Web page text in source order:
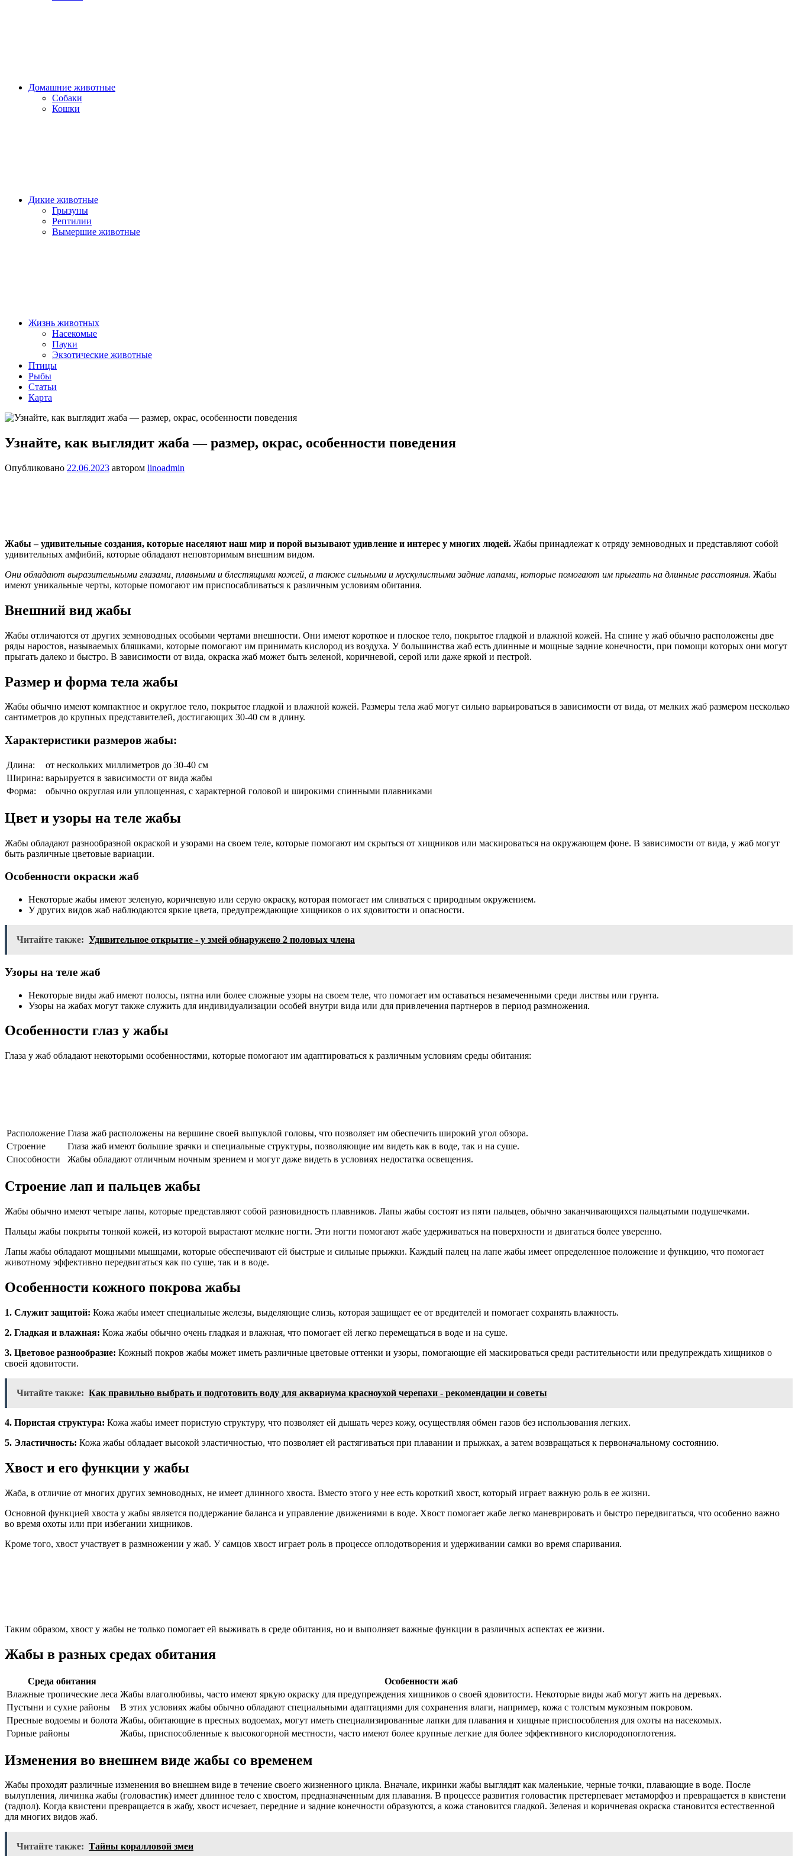
Домашние животные
Собаки
Кошки
Дикие животные
Грызуны
Рептилии
Вымершие животные
Жизнь животных
Насекомые
Пауки
Экзотические животные
Птицы
Рыбы
Статьи
Карта
Узнайте, как выглядит жаба — размер, окрас, особенности поведения
Опубликовано 22.06.2023 автором linoadmin
Жабы – удивительные создания, которые населяют наш мир и порой вызывают удивление и интерес у многих людей. Жабы принадлежат к отряду земноводных и представляют собой
удивительных амфибий, которые обладают неповторимым внешним видом.
Они обладают выразительными глазами, плавными и блестящими кожей, а также сильными и мускулистыми задние лапами, которые помогают им прыгать на длинные расстояния. Жабы
имеют уникальные черты, которые помогают им приспосабливаться к различным условиям обитания.
Внешний вид жабы
Жабы отличаются от других земноводных особыми чертами внешности. Они имеют короткое и плоское тело, покрытое гладкой и влажной кожей. На спине у жаб обычно расположены две
ряды наростов, называемых бляшками, которые помогают им принимать кислород из воздуха. У большинства жаб есть длинные и мощные задние конечности, при помощи которых они могут
прыгать далеко и быстро. В зависимости от вида, окраска жаб может быть зеленой, коричневой, серой или даже яркой и пестрой.
Размер и форма тела жабы
Жабы обычно имеют компактное и округлое тело, покрытое гладкой и влажной кожей. Размеры тела жаб могут сильно варьироваться в зависимости от вида, от мелких жаб размером несколько
сантиметров до крупных представителей, достигающих 30-40 см в длину.
Характеристики размеров жабы:
Длина:
от нескольких миллиметров до 30-40 см
Ширина: варьируется в зависимости от вида жабы
Форма:
обычно округлая или уплощенная, с характерной головой и широкими спинными плавниками
Цвет и узоры на теле жабы
Жабы обладают разнообразной окраской и узорами на своем теле, которые помогают им скрыться от хищников или маскироваться на окружающем фоне. В зависимости от вида, у жаб могут
быть различные цветовые вариации.
Особенности окраски жаб
Некоторые жабы имеют зеленую, коричневую или серую окраску, которая помогает им сливаться с природным окружением.
У других видов жаб наблюдаются яркие цвета, предупреждающие хищников о их ядовитости и опасности.
Читайте также: Удивительное открытие - у змей обнаружено 2 половых члена
Узоры на теле жаб
Некоторые виды жаб имеют полосы, пятна или более сложные узоры на своем теле, что помогает им оставаться незамеченными среди листвы или грунта.
Узоры на жабах могут также служить для индивидуализации особей внутри вида или для привлечения партнеров в период размножения.
Особенности глаз у жабы
Глаза у жаб обладают некоторыми особенностями, которые помогают им адаптироваться к различным условиям среды обитания:
Расположение Глаза жаб расположены на вершине своей выпуклой головы, что позволяет им обеспечить широкий угол обзора.
Строение
Глаза жаб имеют большие зрачки и специальные структуры, позволяющие им видеть как в воде, так и на суше.
Способности
Жабы обладают отличным ночным зрением и могут даже видеть в условиях недостатка освещения.
Строение лап и пальцев жабы
Жабы обычно имеют четыре лапы, которые представляют собой разновидность плавников. Лапы жабы состоят из пяти пальцев, обычно заканчивающихся пальцатыми подушечками.
Пальцы жабы покрыты тонкой кожей, из которой вырастают мелкие ногти. Эти ногти помогают жабе удерживаться на поверхности и двигаться более уверенно.
Лапы жабы обладают мощными мышцами, которые обеспечивают ей быстрые и сильные прыжки. Каждый палец на лапе жабы имеет определенное положение и функцию, что помогает
животному эффективно передвигаться как по суше, так и в воде.
Особенности кожного покрова жабы
1. Служит защитой: Кожа жабы имеет специальные железы, выделяющие слизь, которая защищает ее от вредителей и помогает сохранять влажность.
2. Гладкая и влажная: Кожа жабы обычно очень гладкая и влажная, что помогает ей легко перемещаться в воде и на суше.
3. Цветовое разнообразие: Кожный покров жабы может иметь различные цветовые оттенки и узоры, помогающие ей маскироваться среди растительности или предупреждать хищников о
своей ядовитости.
Читайте также: Как правильно выбрать и подготовить воду для аквариума красноухой черепахи - рекомендации и советы
4. Пористая структура: Кожа жабы имеет пористую структуру, что позволяет ей дышать через кожу, осуществляя обмен газов без использования легких.
5. Эластичность: Кожа жабы обладает высокой эластичностью, что позволяет ей растягиваться при плавании и прыжках, а затем возвращаться к первоначальному состоянию.
Хвост и его функции у жабы
Жаба, в отличие от многих других земноводных, не имеет длинного хвоста. Вместо этого у нее есть короткий хвост, который играет важную роль в ее жизни.
Основной функцией хвоста у жабы является поддержание баланса и управление движениями в воде. Хвост помогает жабе легко маневрировать и быстро передвигаться, что особенно важно
во время охоты или при избегании хищников.
Кроме того, хвост участвует в размножении у жаб. У самцов хвост играет роль в процессе оплодотворения и удерживании самки во время спаривания.
Таким образом, хвост у жабы не только помогает ей выживать в среде обитания, но и выполняет важные функции в различных аспектах ее жизни.
Жабы в разных средах обитания
Среда обитания
Особенности жаб
Влажные тропические леса Жабы влаголюбивы, часто имеют яркую окраску для предупреждения хищников о своей ядовитости. Некоторые виды жаб могут жить на деревьях.
Пустыни и сухие районы
В этих условиях жабы обычно обладают специальными адаптациями для сохранения влаги, например, кожа с толстым мукозным покровом.
Пресные водоемы и болота Жабы, обитающие в пресных водоемах, могут иметь специализированные лапки для плавания и хищные приспособления для охоты на насекомых.
Горные районы
Жабы, приспособленные к высокогорной местности, часто имеют более крупные легкие для более эффективного кислородопоглотения.
Изменения во внешнем виде жабы со временем
Жабы проходят различные изменения во внешнем виде в течение своего жизненного цикла. Вначале, икринки жабы выглядят как маленькие, черные точки, плавающие в воде. После
вылупления, личинка жабы (головастик) имеет длинное тело с хвостом, предназначенным для плавания. В процессе развития головастик претерпевает метаморфоз и превращается в квистени
(тадпол). Когда квистени превращается в жабу, хвост исчезает, передние и задние конечности образуются, а кожа становится гладкой. Зеленая и коричневая окраска становится естественной
для многих видов жаб.
Читайте также: Тайны коралловой змеи